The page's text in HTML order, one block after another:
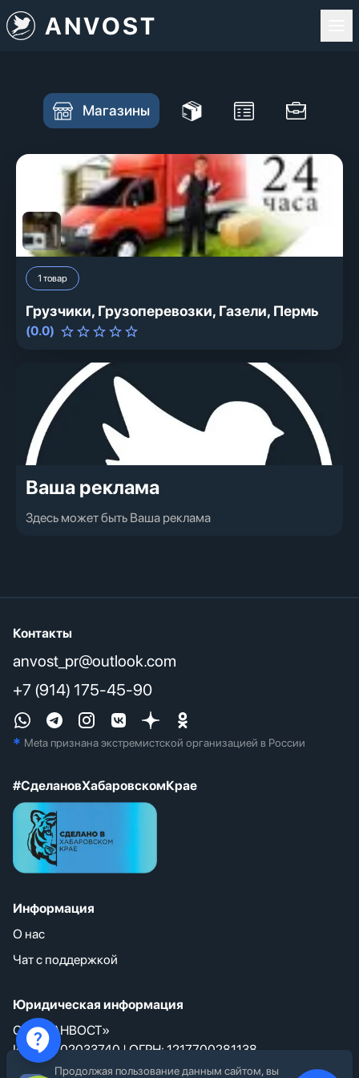
ANVOST
Магазины
1 товар
Грузчики, Грузоперевозки, Газели, Пермь
(0.0)
Ваша реклама
Здесь может быть Ваша реклама
Контакты
anvost_pr@outlook.com
+7 (914) 175-45-90
* Meta признана экстремистcкой организацией в России
#СделановХабаровскомКрае
Информация
О нас
Чат с поддержкой
Юридическая информация
ООО «АНВОСТ»
ИНН: 9702033740 | ОГРН: 1217700281138
Россия, г. Хабаровск
Продолжая пользование данным сайтом, вы